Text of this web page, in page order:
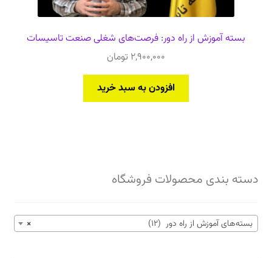
بسته آموزش از راه دور: فرصت‌های شغلی صنعت تاسیسات
2,900,000 تومان
افزودن به سبد خرید
دسته بندی محصولات فروشگاه
× بسته‌های آموزش از راه دور (12)